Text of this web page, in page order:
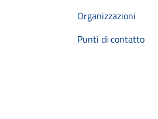
Organizzazioni
Punti di contatto